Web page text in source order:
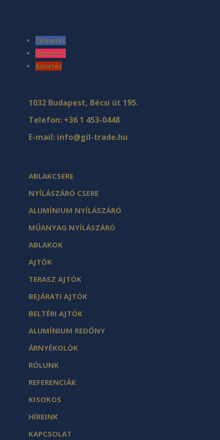
Követés
Követés
Követés
1032 Budapest, Bécsi út 195.
Telefon: +36 1 453-0448
E-mail: info@gil-trade.hu
ABLAKCSERE
NYÍLÁSZÁRÓ CSERE
ALUMÍNIUM NYÍLÁSZÁRÓ
MŰANYAG NYÍLÁSZÁRÓ
ABLAKOK
AJTÓK
TERASZ AJTÓK
BEJÁRATI AJTÓK
BELTÉRI AJTÓK
ALUMÍNIUM REDŐNY
ÁRNYÉKOLÓK
RÓLUNK
REFERENCIÁK
KISOKOS
HÍREINK
KAPCSOLAT